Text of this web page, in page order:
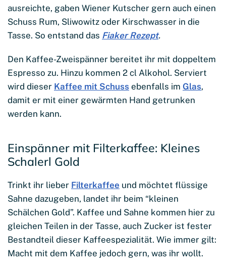
ausreichte, gaben Wiener Kutscher gern auch einen
Schuss Rum, Sliwowitz oder Kirschwasser in die
Tasse. So entstand das Fiaker Rezept.
Den Kaffee-Zweispänner bereitet ihr mit doppeltem
Espresso zu. Hinzu kommen 2 cl Alkohol. Serviert
wird dieser Kaffee mit Schuss ebenfalls im Glas,
damit er mit einer gewärmten Hand getrunken
werden kann.
Einspänner mit Filterkaffee: Kleines
Schalerl Gold
Trinkt ihr lieber Filterkaffee und möchtet flüssige
Sahne dazugeben, landet ihr beim “kleinen
Schälchen Gold”. Kaffee und Sahne kommen hier zu
gleichen Teilen in der Tasse, auch Zucker ist fester
Bestandteil dieser Kaffeespezialität. Wie immer gilt:
Macht mit dem Kaffee jedoch gern, was ihr wollt.